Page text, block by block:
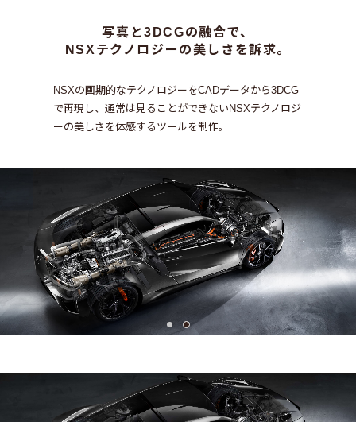
写真と3DCGの融合で、
NSXテクノロジーの美しさを訴求。
NSXの画期的なテクノロジーをCADデータから3DCG
で再現し、通常は見ることができないNSXテクノロジ
ーの美しさを体感するツールを制作。